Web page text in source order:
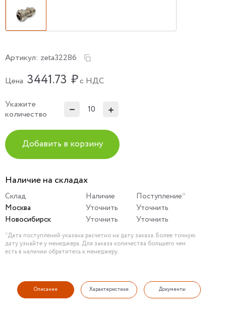
Артикул: zeta32286
Цена 3441.73 ₽с НДС
Укажите
количество
Добавить в корзину
Наличие на складах
Склад Наличие
Поступление*
Москва
Уточнить
Уточнить
Новосибирск
Уточнить Уточнить
*Дата поступлений указана расчетно на дату заказа. Более точную
дату узнайте у менеджера. Для заказа количества большего чем
есть в наличии обратитесь к менеджеру.
Описание Характеристики Документы